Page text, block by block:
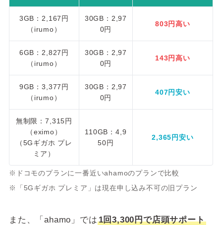
3GB：2,167円
（irumo）
30GB：2,97
0円
803円高い
6GB：2,827円
（irumo）
30GB：2,97
0円
143円高い
9GB：3,377円
（irumo）
30GB：2,97
0円
407円安い
無制限：7,315円
（eximo）
（5Gギガホ プレ
ミア）
110GB：4,9
50円
2,365円安い
※ドコモのプランに一番近いahamoのプランで比較
※「5Gギガホ プレミア」は現在申し込み不可の旧プラン
また、「ahamo」では1回3,300円で店頭サポート